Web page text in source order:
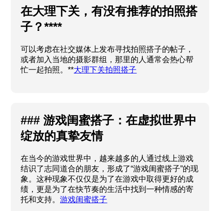
在大理下关，有没有推荐的拍照搭
子？****
可以考虑在社交媒体上发布寻找拍照搭子的帖子，
或者加入当地的摄影群组，那里的人通常会热心帮
忙一起拍照。**大理下关拍照搭子
### 游戏闺蜜搭子：在虚拟世界中
绽放的真挚友情
在当今的游戏世界中，越来越多的人通过线上游戏
结识了志同道合的朋友，形成了“游戏闺蜜搭子”的现
象。这种现象不仅仅是为了在游戏中取得更好的成
绩，更是为了在快节奏的生活中找到一种情感的寄
托和支持。游戏闺蜜搭子